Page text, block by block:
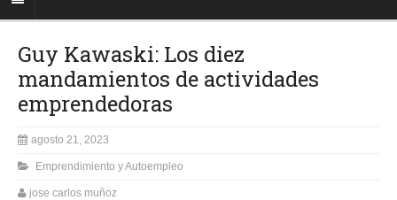
Guy Kawaski: Los diez
mandamientos de actividades
emprendedoras
agosto 21, 2023
Emprendimiento y Autoempleo
jose carlos muñoz